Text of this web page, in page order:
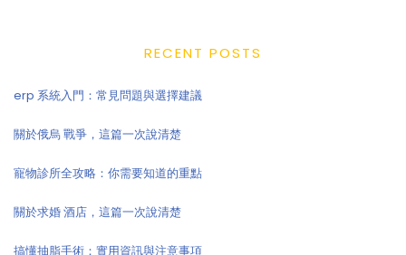
RECENT POSTS
erp 系統入門：常見問題與選擇建議
關於俄烏 戰爭，這篇一次說清楚
寵物診所全攻略：你需要知道的重點
關於求婚 酒店，這篇一次說清楚
搞懂抽脂手術：實用資訊與注意事項